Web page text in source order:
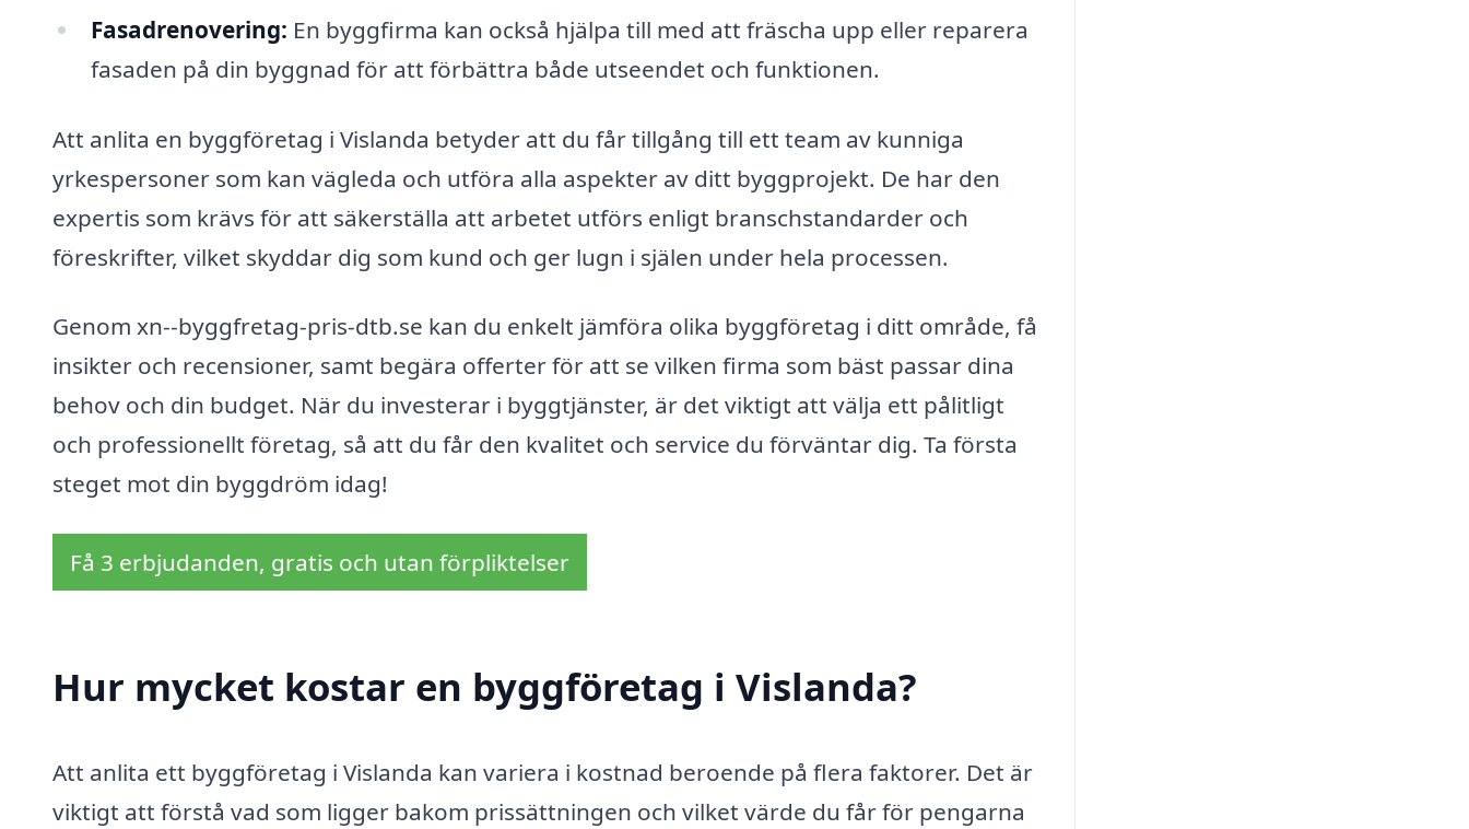
Fasadrenovering: En byggfirma kan också hjälpa till med att fräscha upp eller reparera
fasaden på din byggnad för att förbättra både utseendet och funktionen.
Att anlita en byggföretag i Vislanda betyder att du får tillgång till ett team av kunniga
yrkespersoner som kan vägleda och utföra alla aspekter av ditt byggprojekt. De har den
expertis som krävs för att säkerställa att arbetet utförs enligt branschstandarder och
föreskrifter, vilket skyddar dig som kund och ger lugn i själen under hela processen.
Genom xn--byggfretag-pris-dtb.se kan du enkelt jämföra olika byggföretag i ditt område, få
insikter och recensioner, samt begära offerter för att se vilken firma som bäst passar dina
behov och din budget. När du investerar i byggtjänster, är det viktigt att välja ett pålitligt
och professionellt företag, så att du får den kvalitet och service du förväntar dig. Ta första
steget mot din byggdröm idag!
Få 3 erbjudanden, gratis och utan förpliktelser
Hur mycket kostar en byggföretag i Vislanda?
Att anlita ett byggföretag i Vislanda kan variera i kostnad beroende på flera faktorer. Det är
viktigt att förstå vad som ligger bakom prissättningen och vilket värde du får för pengarna